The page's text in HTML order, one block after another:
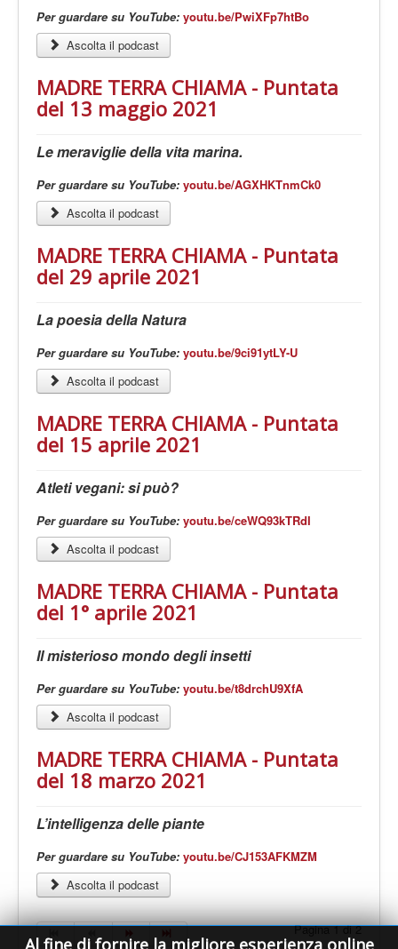
Per guardare su YouTube: youtu.be/PwiXFp7htBo
Ascolta il podcast
MADRE TERRA CHIAMA - Puntata
del 13 maggio 2021
Le meraviglie della vita marina.
Per guardare su YouTube: youtu.be/AGXHKTnmCk0
Ascolta il podcast
MADRE TERRA CHIAMA - Puntata
del 29 aprile 2021
La poesia della Natura
Per guardare su YouTube: youtu.be/9ci91ytLY-U
Ascolta il podcast
MADRE TERRA CHIAMA - Puntata
del 15 aprile 2021
Atleti vegani: si può?
Per guardare su YouTube: youtu.be/ceWQ93kTRdI
Ascolta il podcast
MADRE TERRA CHIAMA - Puntata
del 1° aprile 2021
Il misterioso mondo degli insetti
Per guardare su YouTube: youtu.be/t8drchU9XfA
Ascolta il podcast
MADRE TERRA CHIAMA - Puntata
del 18 marzo 2021
L’intelligenza delle piante
Per guardare su YouTube: youtu.be/CJ153AFKMZM
Ascolta il podcast
Pagina 1 di 2
Al fine di fornire la migliore esperienza online